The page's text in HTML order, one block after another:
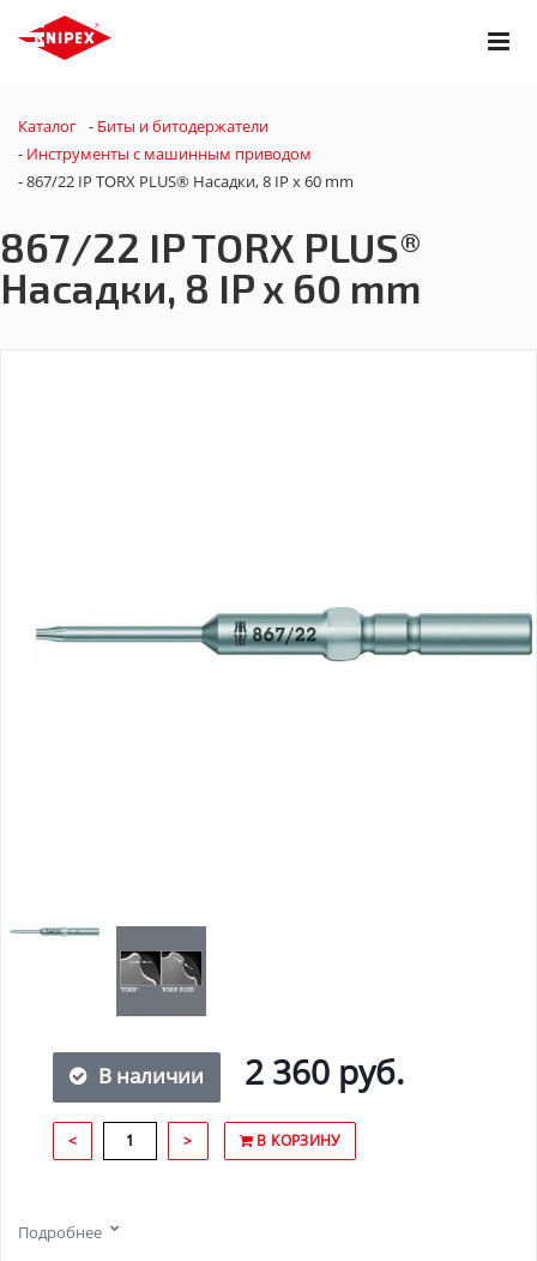
Каталог - Биты и битодержатели
- Инструменты с машинным приводом
-867/22 IP TORX PLUS® Насадки, 8 IP x 60 mm
867/22 IP TORX PLUS®
Насадки, 8 IP x 60 mm
В наличии 2 360 руб.
< > В КОРЗИНУ
Подробнее